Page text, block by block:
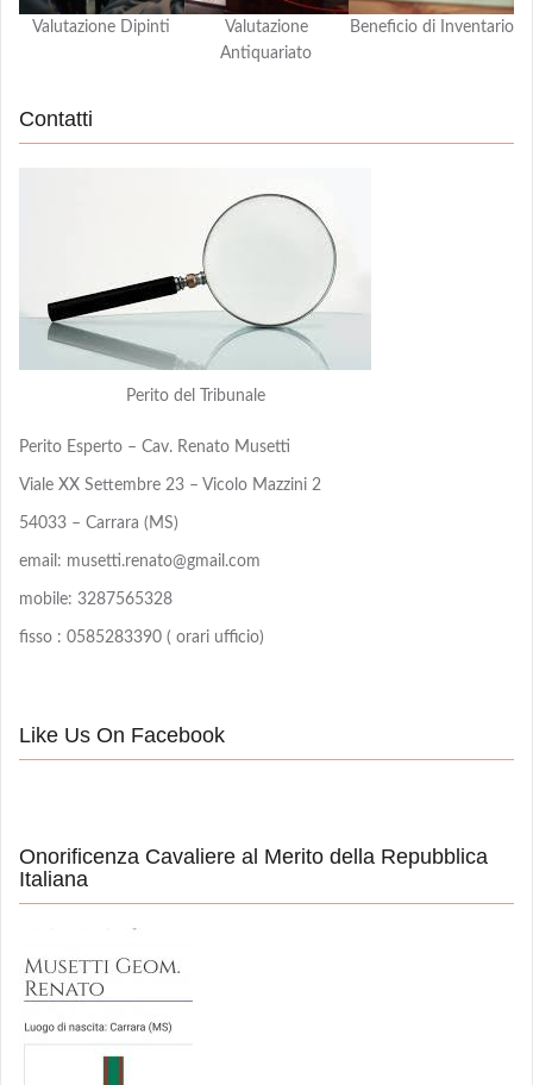
Valutazione Dipinti
Valutazione
Antiquariato
Beneficio di Inventario
Contatti
Perito del Tribunale
Perito Esperto – Cav. Renato Musetti
Viale XX Settembre 23 – Vicolo Mazzini 2
54033 – Carrara (MS)
email: musetti.renato@gmail.com
mobile: 3287565328
fisso : 0585283390 ( orari ufficio)
Like Us On Facebook
Onorificenza Cavaliere al Merito della Repubblica
Italiana